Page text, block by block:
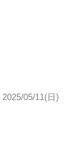
2025/05/11(日)